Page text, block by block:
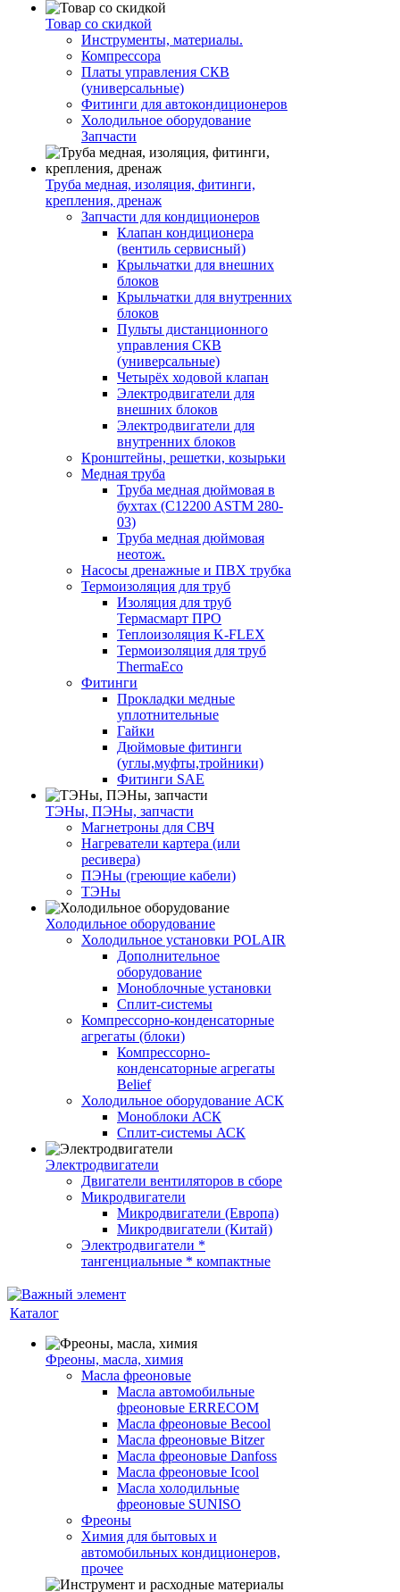
Товар со скидкой
Инструменты, материалы.
Компрессора
Платы управления СКВ
(универсальные)
Фитинги для автокондиционеров
Холодильное оборудование
Запчасти
Труба медная, изоляция, фитинги,
крепления, дренаж
Запчасти для кондиционеров
Клапан кондиционера
(вентиль сервисный)
Крыльчатки для внешних
блоков
Крыльчатки для внутренних
блоков
Пульты дистанционного
управления СКВ
(универсальные)
Четырёх ходовой клапан
Электродвигатели для
внешних блоков
Электродвигатели для
внутренних блоков
Кронштейны, решетки, козырьки
Медная труба
Труба медная дюймовая в
бухтах (C12200 ASTM 280-
03)
Труба медная дюймовая
неотож.
Насосы дренажные и ПВХ трубка
Термоизоляция для труб
Изоляция для труб
Термасмарт ПРО
Теплоизоляция K-FLEX
Термоизоляция для труб
ThermaEco
Фитинги
Прокладки медные
уплотнительные
Гайки
Дюймовые фитинги
(углы,муфты,тройники)
Фитинги SAE
ТЭНы, ПЭНы, запчасти
Магнетроны для СВЧ
Нагреватели картера (или
ресивера)
ПЭНы (греющие кабели)
ТЭНы
Холодильное оборудование
Холодильное установки POLAIR
Дополнительное
оборудование
Моноблочные установки
Сплит-системы
Компрессорно-конденсаторные
агрегаты (блоки)
Компрессорно-
конденсаторные агрегаты
Belief
Холодильное оборудование АСК
Моноблоки АСК
Сплит-системы АСК
Электродвигатели
Двигатели вентиляторов в сборе
Микродвигатели
Микродвигатели (Европа)
Микродвигатели (Китай)
Электродвигатели *
тангенциальные * компактные
Каталог
Фреоны, масла, химия
Масла фреоновые
Масла автомобильные
фреоновые ERRECOM
Масла фреоновые Becool
Масла фреоновые Bitzer
Масла фреоновые Danfoss
Масла фреоновые Icool
Масла холодильные
фреоновые SUNISO
Фреоны
Химия для бытовых и
автомобильных кондиционеров,
прочее